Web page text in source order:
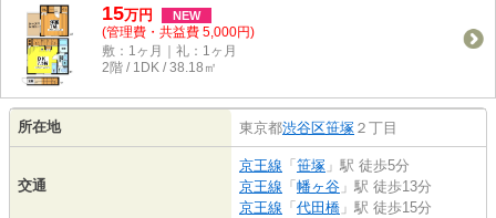
15万円 NEW
(管理費・共益費 5,000円)
敷：1ヶ月｜礼：1ヶ月
2階 / 1DK / 38.18㎡
所在地 東京都渋谷区笹塚 ２丁目
交通
京王線 「 笹塚 」駅 徒歩5分
京王線 「 幡ヶ谷 」駅 徒歩13分
京王線 「 代田橋 」駅 徒歩15分